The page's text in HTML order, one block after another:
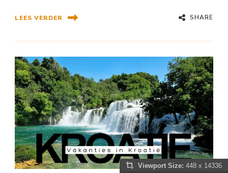
LEES VERDER SHARE
Viewport Size: 448 x 14336